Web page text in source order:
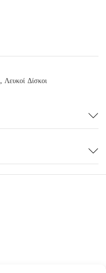
, Λευκοί Δίσκοι